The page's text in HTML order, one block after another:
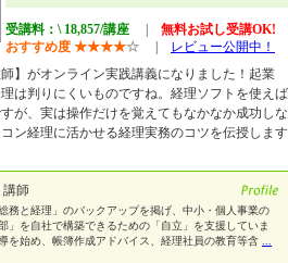
受講料：\ 18,857/講座
無料お試し受講OK!
おすすめ度 ★★★★☆
レビュー公開中！
師】がオンライン実践講義になりました！起業
は判りにくいものですね。経理ソフトを使えば
が、実は操作だけを覚えてもなかなか成功しな
ン経理に活かせる経理実務のコツを伝授します
講師
務と経理」のバックアップを掲げ、中小・個人事業の
」を自社で構築できるための「自立」を支援していま
を始め、帳簿作成アドバイス、経理社員の教育等含